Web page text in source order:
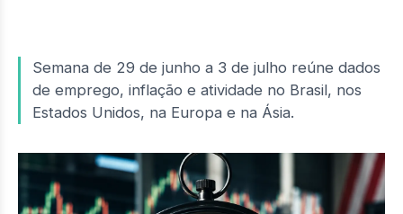
Semana de 29 de junho a 3 de julho reúne dados
de emprego, inflação e atividade no Brasil, nos
Estados Unidos, na Europa e na Ásia.